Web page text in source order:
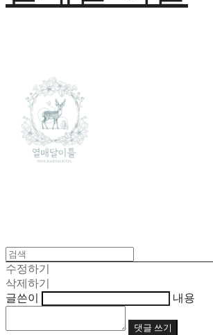
수정하기
삭제하기
글쓴이
내용
댓글 쓰기